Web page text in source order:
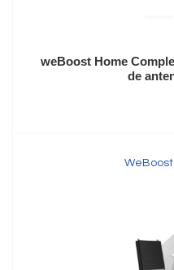
weBoost Home
de